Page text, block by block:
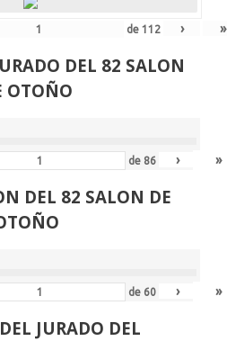
de112 › »
DEL 82 SALON
OTOÑO
de 86 › »
DEL 82 SALON DE
de 60 › »
JURADO DEL